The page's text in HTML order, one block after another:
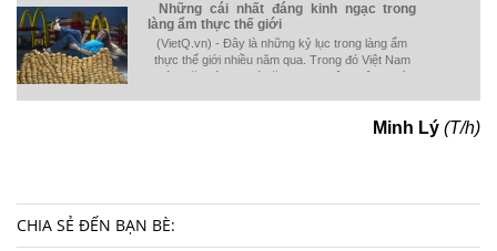
Những cái nhất đáng kinh ngạc trong
làng ẩm thực thế giới
(VietQ.vn) - Đây là những kỷ lục trong làng ẩm
thực thế giới nhiều năm qua. Trong đó Việt Nam
Minh Lý (T/h)
CHIA SẺ ĐẾN BẠN BÈ: